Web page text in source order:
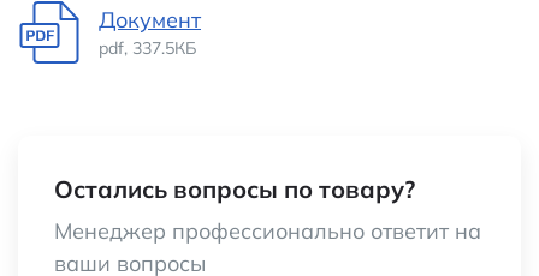
Ширина (мм)
Диаметр отверстия
крепежного
отверстия - 5.0
Документ
pdf, 337.5КБ
Остались вопросы по товару?
Менеджер профессионально ответит на
ваши вопросы